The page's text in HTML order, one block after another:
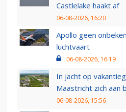
Castlelake haakt af
06-08-2026, 16:20
Apollo geen
luchtvaart
06-08-2026, 16:19
In jacht op
Maastricht zich aan
06-08-2026, 15:56